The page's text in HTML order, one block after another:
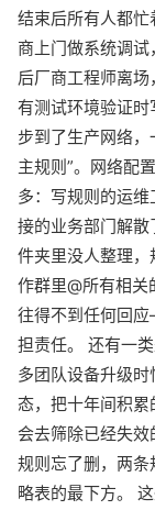
结束后所有人都
商上门做系统调
后厂商工程师离
有测试环境验证
步到了生产网络
主规则”。网络配
多：写规则的运
接的业务部门解
件夹里没人整理
作群里@所有相关
往得不到任何回
担责任。 还有一
多团队设备升级
态，把十年间积
会去筛除已经失
规则忘了删，两
略表的最下方。